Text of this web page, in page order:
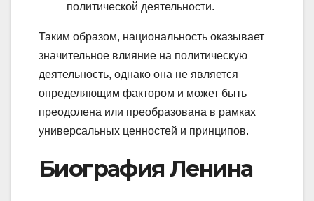
политической деятельности.
Таким образом, национальность оказывает
значительное влияние на политическую
деятельность, однако она не является
определяющим фактором и может быть
преодолена или преобразована в рамках
универсальных ценностей и принципов.
Биография Ленина